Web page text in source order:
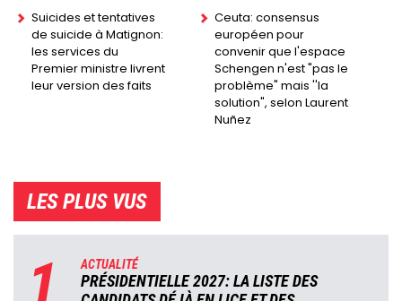
Suicides et tentatives
de suicide à Matignon:
les services du
Premier ministre livrent
leur version des faits
Ceuta: consensus
européen pour
convenir que l'espace
Schengen n'est "pas le
problème" mais ''la
solution", selon Laurent
Nuñez
LES PLUS VUS
1 ACTUALITÉ
PRÉSIDENTIELLE 2027: LA LISTE DES